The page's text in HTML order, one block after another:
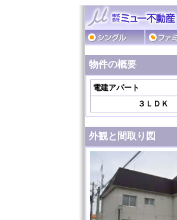
物件の概要
電建アパート
３ＬＤＫ
外観と間取り図